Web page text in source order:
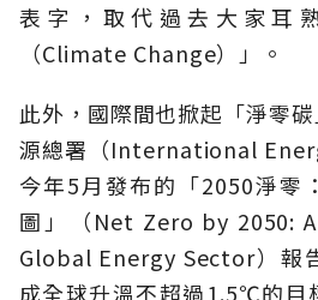
表字，取代過去大家耳
（Climate Change）」。
此外，國際間也掀起「淨零
源總署（International
今年5月發布的「2050淨零
圖」（Net Zero by 2050:
Global Energy Sector）報
成全球升溫不超過1.5℃的目